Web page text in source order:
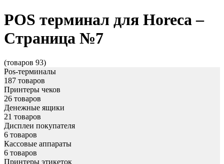
POS терминал для Horeca –
Страница №7
(товаров 93)
Pos-терминалы
187 товаров
Принтеры чеков
26 товаров
Денежные ящики
21 товаров
Дисплеи покупателя
6 товаров
Кассовые аппараты
6 товаров
Принтеры этикеток